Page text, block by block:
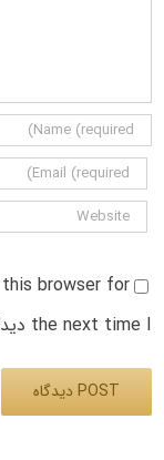
browser for
the next time I دیدگاه.